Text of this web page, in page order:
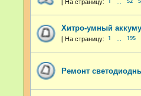
Хитро-умный
1 195
Ремонт